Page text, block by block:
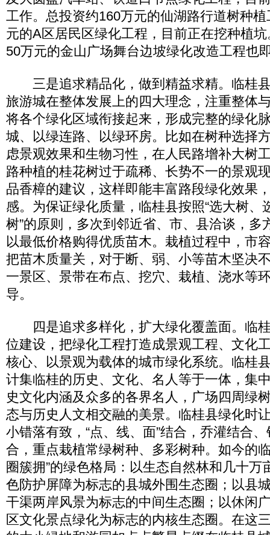
工作。总投资约160万元的仙湖路行道树种
元的A区居民区绿化工程，目前正在挖种植
50万元的金山广场舞台边坡绿化改造工程也
三是追求精品化，做到精益求精。临桂
旅游城在整体发展上的四大理念，注重整体
将各个绿化区域衔接起来，形成完整的绿化
城、以绿连路、以绿环房。比如在树种选择
虑景观效果和生物习性，在人民路增补大树
路种植的桂花树过于疏稀、长势不一的景观
品香樟的建议，这样即能丰富路段绿化效果
感。为保证绿化质量，临桂县按照“选大树、
树”的原则，多次到邻近省、市、县洽谈，多
以最低价格购得优质苗木。栽植过程中，市
把苗木质量关，对于断、弱、小等苗木坚决
一景区、景带在布点、挖穴、栽植、浇水等
导。
四是追求多样化，扩大绿化覆盖面。临
位建设，把绿化工程打造成景观工程、文化
核心、以景观为载体的城市绿化系统。临桂
计集临桂的历史、文化、名人等于一体，集
史文化内涵及众多的各界名人，广场四周绿
态与历史人文相交融的美景。临桂县绿化时
小错落有致，“点、线、面”结合，乔灌结合
合，重点栽植常绿树种、多彩树种。如今的
圈簇拥”的绿色格局：以生态自然林和几十万
色防护屏障为标志的县城外围生态圈；以县
干渠两岸风景为标志的中间生态圈；以休闲
区文化景点绿化为标志的内核生态圈。在这